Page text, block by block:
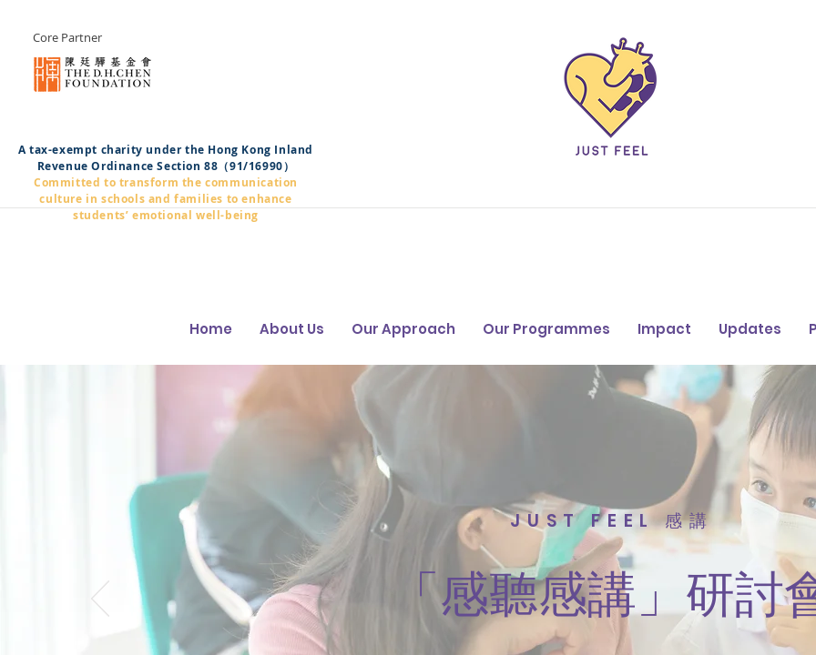
Core Partner
A tax-exempt charity under the Hong Kong Inland
Revenue Ordinance Section 88（91/16990）
Committed to transform the communication
culture in schools and families to enhance
students’ emotional well-being
Home About Us Our Approach Our Programmes Impact Updates
JUST FEEL 感講
「感聽感講」研討